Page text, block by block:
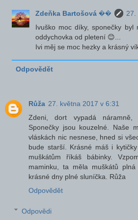
Zdeňka Bartošová ��
27.
Ivuško moc díky, sponečky byl
oddychovka od pletení 😊...
Ivi měj se moc hezky a krásný
Odpovědět
Růža 27. května 2017 v 6:31
Zdeni, dort vypadá náramně,
Sponečky jsou kouzelné. Naše
vláskách nic nesnese, hned si
bude starší. Krásné máš i
muškátům říkáš bábinky.
maminku, ta měla muškátů
krásné dny plné sluníčka. Růža
Odpovědět
Odpovědi